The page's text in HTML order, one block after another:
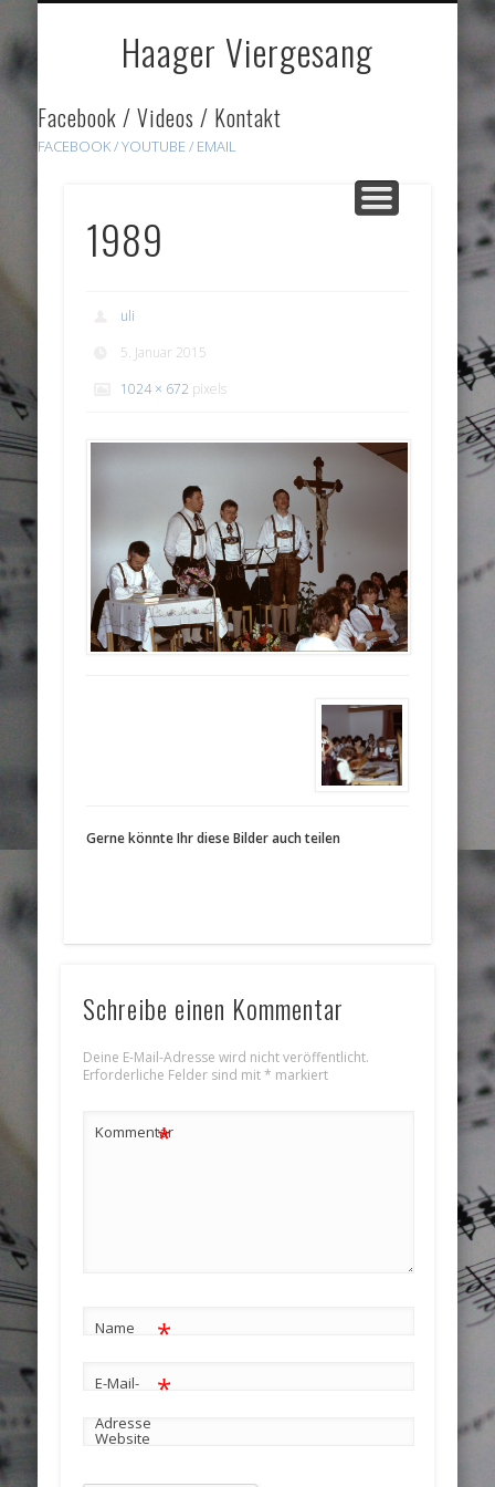
Haager Viergesang
Facebook / Videos / Kontakt
FACEBOOK /YOUTUBE / EMAIL
1989
uli
5. Januar 2015
1024 × 672 pixels
Gerne könnte Ihr diese Bilder auch teilen
Schreibe einen Kommentar
Deine E-Mail-Adresse wird nicht veröffentlicht.
Erforderliche Felder sind mit* markiert
Kommentar
*
Name *
E-Mail-
Adresse
*
Website